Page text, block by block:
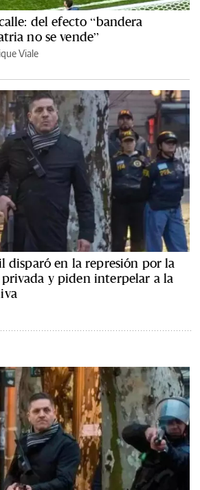
del efecto “bandera
no se vende”
Viale
disparó en la represión por la
y piden interpelar a la